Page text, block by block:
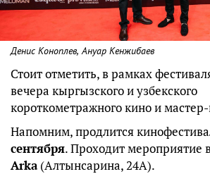
Денис Коноплев, Ануар Кенжибаев
Стоит отметить, в рамках
вечера кыргызского и узбекского
короткометражного кино и
Напомним, продлится
сентября. Проходит мероприятие
Arka(Алтынсарина, 24А).